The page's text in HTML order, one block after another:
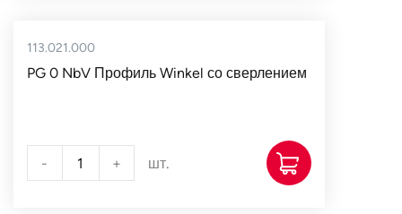
113.021.000
PG 0 NbV Профиль Winkel со сверлением
- + шт.